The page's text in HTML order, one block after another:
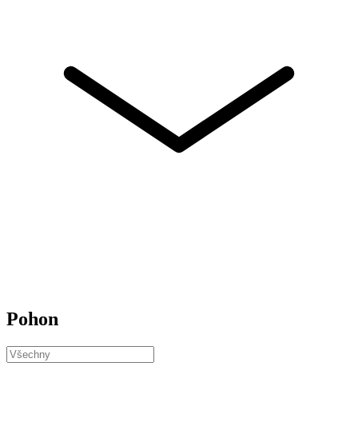
Pohon